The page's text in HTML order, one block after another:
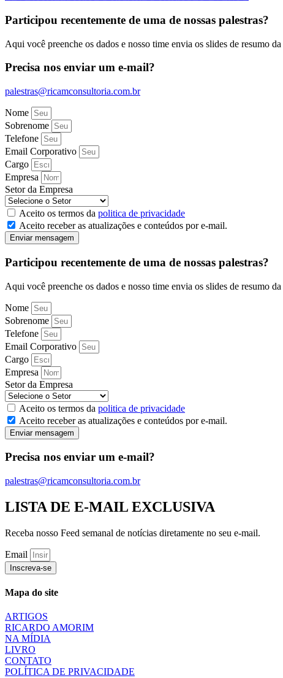
Participou recentemente de uma de nossas palestras?
Aqui você preenche os dados e nosso time envia os slides de resumo
Precisa nos enviar um e-mail?
palestras@ricamconsultoria.com.br
Nome
Sobrenome
Telefone
Email Corporativo
Cargo
Empresa
Setor da Empresa
Aceito os termos da politica de privacidade
Aceito receber as atualizações e conteúdos por e-mail.
Enviar mensagem
Participou recentemente de uma de nossas palestras?
Aqui você preenche os dados e nosso time envia os slides de resumo
Nome
Sobrenome
Telefone
Email Corporativo
Cargo
Empresa
Setor da Empresa
Aceito os termos da politica de privacidade
Aceito receber as atualizações e conteúdos por e-mail.
Enviar mensagem
Precisa nos enviar um e-mail?
palestras@ricamconsultoria.com.br
LISTA DE E-MAIL EXCLUSIVA
Receba nosso Feed semanal de notícias diretamente no seu e-mail.
Email
Inscreva-se
Mapa do site
ARTIGOS
RICARDO AMORIM
NA MÍDIA
LIVRO
CONTATO
POLÍTICA DE PRIVACIDADE